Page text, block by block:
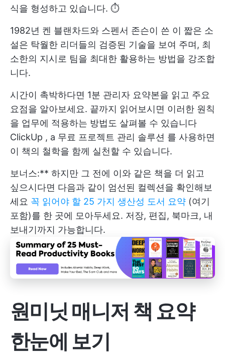
식을 형성하고 있습니다. ⏱️
1982년 켄 블랜차드와 스펜서 존슨이 쓴 이 짧은 소
설은 탁월한 리더들의 검증된 기술을 보여 주며, 최
소한의 지시로 팀을 최대한 활용하는 방법을 강조합
니다.
시간이 촉박하다면 1분 관리자 요약본을 읽고 주요
요점을 알아보세요. 끝까지 읽어보시면 이러한 원칙
을 업무에 적용하는 방법도 살펴볼 수 있습니다
ClickUp , a 무료 프로젝트 관리 솔루션 를 사용하면
이 책의 철학을 함께 실천할 수 있습니다.
보너스:** 하지만 그 전에 이와 같은 책을 더 읽고
싶으시다면 다음과 같이 엄선된 컬렉션을 확인해보
세요 꼭 읽어야 할 25 가지 생산성 도서 요약 (여기
포함)를 한 곳에 모아두세요. 저장, 편집, 북마크, 내
보내기까지 가능합니다.
원미닛 매니저 책 요약
한눈에 보기